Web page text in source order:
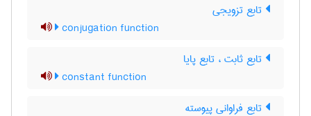
تابع تزویجی
conjugation function
تابع ثابت ، تابع پایا
constant function
تابع فراوانی پیوسته